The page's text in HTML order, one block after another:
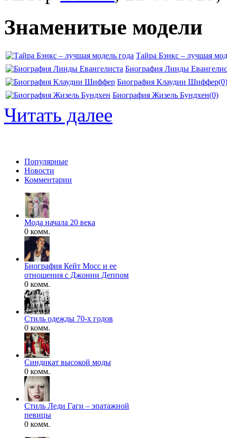
Знаменитые модели
Тайра Бэнкс – лучшая
Биография Линды
Биография Клаудии Шиффер(0)
Биография Жизель Бундхен(0)
Читать далее
Популярные
Новости
Комментарии
Мода начала 20 века
0 комм.
Биография Кейт Мосс и ее
отношения с Джонни Деппом
0 комм.
Стиль одежды 70-х годов
0 комм.
Синдикат высокой моды
0 комм.
Стиль Леди Гаги – эпатажной
певицы
0 комм.